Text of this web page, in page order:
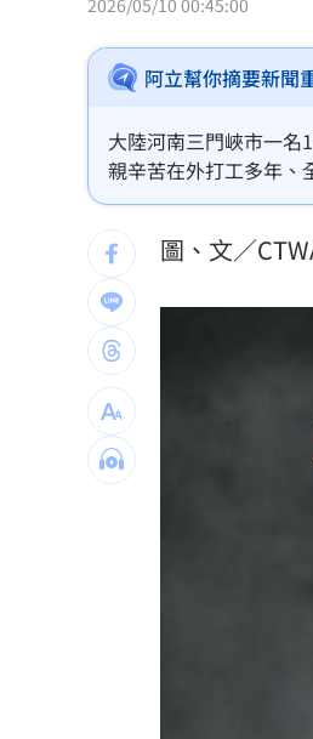
股災這8檔規模
半導體與綠能
「這餐飲集團
賓士S500擋浩
台股暴跌誰最
Q2獲利年增
商場戰國來臨
阿立幫你摘要新聞
大陸河南三門峽市一名
親辛苦在外打工多年、
不足才發現。親戚透露
圖、文／